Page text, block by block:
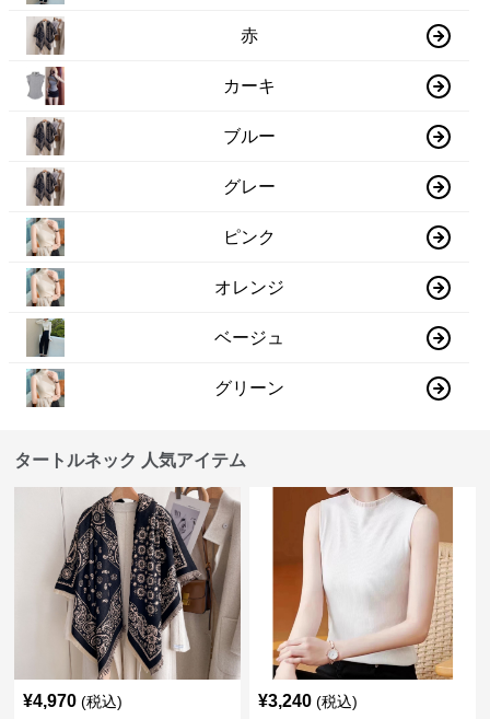
赤
カーキ
ブルー
グレー
ピンク
オレンジ
ベージュ
グリーン
タートルネック 人気アイテム
¥4,970 (税込) ¥3,240 (税込)